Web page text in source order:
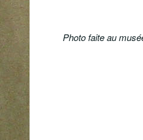
Photo faite au